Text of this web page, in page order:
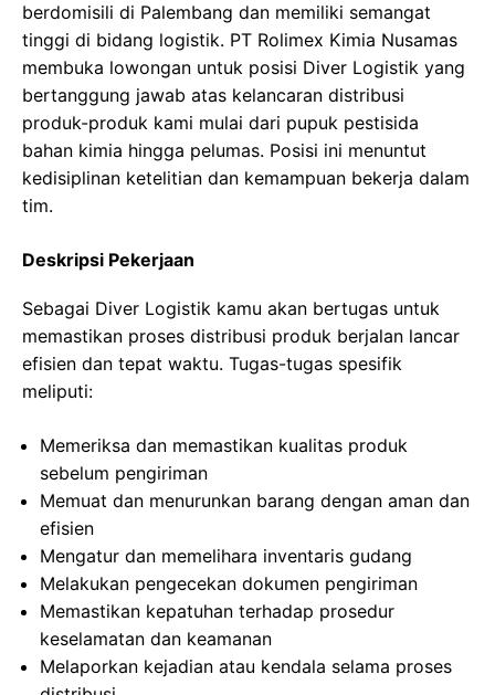
berdomisili di Palembang dan memiliki semangat
tinggi di bidang logistik. PT Rolimex Kimia Nusamas
membuka lowongan untuk posisi Diver Logistik yang
bertanggung jawab atas kelancaran distribusi
produk-produk kami mulai dari pupuk pestisida
bahan kimia hingga pelumas. Posisi ini menuntut
kedisiplinan ketelitian dan kemampuan bekerja dalam
tim.
Deskripsi Pekerjaan
Sebagai Diver Logistik kamu akan bertugas untuk
memastikan proses distribusi produk berjalan lancar
efisien dan tepat waktu. Tugas-tugas spesifik
meliputi:
Memeriksa dan memastikan kualitas produk
sebelum pengiriman
Memuat dan menurunkan barang dengan aman dan
efisien
Mengatur dan memelihara inventaris gudang
Melakukan pengecekan dokumen pengiriman
Memastikan kepatuhan terhadap prosedur
keselamatan dan keamanan
Melaporkan kejadian atau kendala selama proses